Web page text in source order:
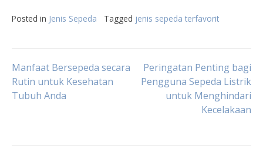
Posted in Jenis Sepeda Tagged jenis sepeda terfavorit
Post
navigation
Manfaat Bersepeda secara
Rutin untuk Kesehatan
Tubuh Anda
Peringatan Penting bagi
Pengguna Sepeda Listrik
untuk Menghindari
Kecelakaan